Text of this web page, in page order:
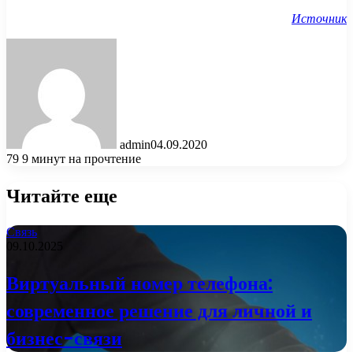
Источник
admin04.09.2020
79 9 минут на прочтение
Читайте еще
Связь
09.10.2025
Виртуальный номер телефона:
современное решение для личной и
бизнес-связи